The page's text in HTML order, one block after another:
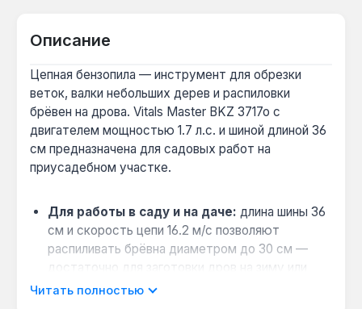
Описание
Цепная бензопила — инструмент для обрезки
веток, валки небольших дерев и распиловки
брёвен на дрова. Vitals Master BKZ 3717o с
двигателем мощностью 1.7 л.с. и шиной длиной 36
см предназначена для садовых работ на
приусадебном участке.
Для работы в саду и на даче: длина шины 36
см и скорость цепи 16.2 м/с позволяют
распиливать брёвна диаметром до 30 см —
достаточно для заготовки дров на зиму или
обрезки старых деревьев.
Читать полностью